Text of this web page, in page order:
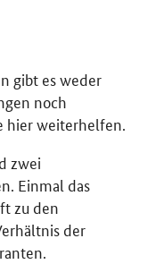
gibt es weder
noch
hier weiterhelfen.
zwei
Einmal das
zu den
der